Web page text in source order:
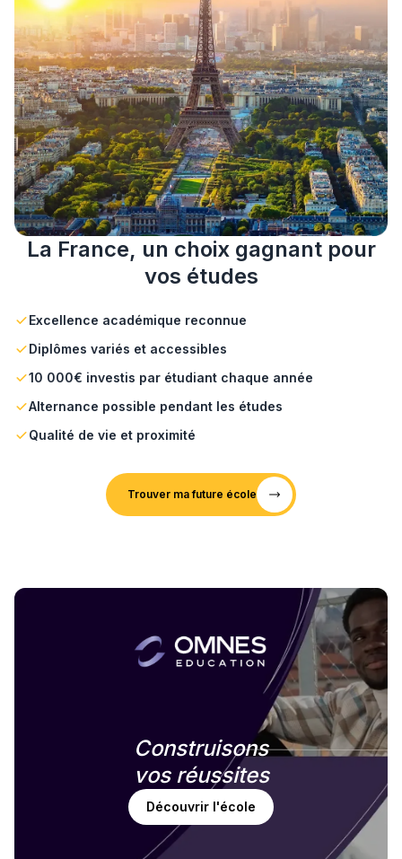
La France, un choix gagnant pour
vos études
Excellence académique reconnue
Diplômes variés et accessibles
10 000€ investis par étudiant chaque année
Alternance possible pendant les études
Qualité de vie et proximité
Trouver ma future école
Construisons
vos réussites
Découvrir l'école